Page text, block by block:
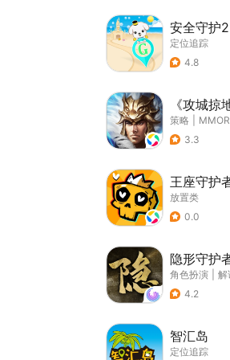
安全守护2
定位追踪
4.8
《攻城
策略
3.3
王座守护
放置类
0.0
隐形守护
角色扮演 解
4.2
智汇岛
定位追踪